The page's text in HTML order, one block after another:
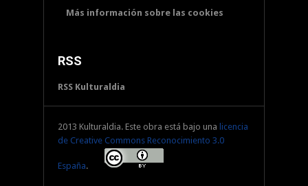
Más información sobre las cookies
RSS
RSS Kulturaldia
2013 Kulturaldia. Este obra está bajo una licencia
de Creative Commons Reconocimiento 3.0
España.